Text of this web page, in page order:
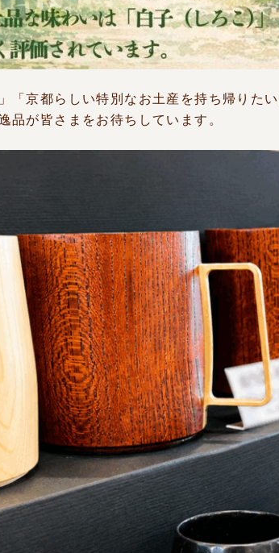
「京都らしい特別なお土産を持ち帰り
品が皆さまをお待ちしています。